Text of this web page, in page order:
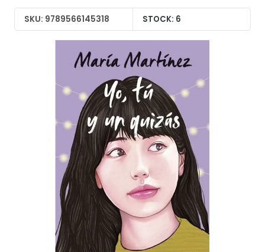
SKU: 9789566145318 STOCK: 6